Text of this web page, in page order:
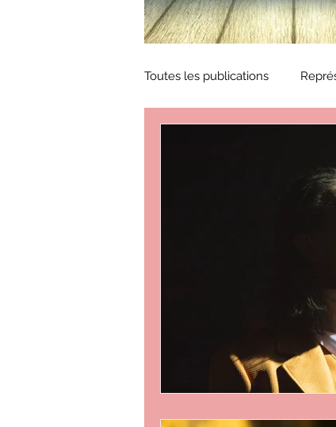
Toutes les publications
critique théâtre Rhinocéros